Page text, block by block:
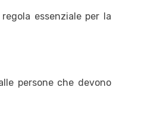
essenziale per la
persone che devono